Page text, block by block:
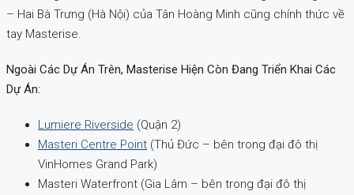
– Hai Bà Trưng (Hà Nội) của Tân Hoàng Minh cũng chính thức về
tay Masterise.
Ngoài Các Dự Án Trên, Masterise Hiện Còn Đang Triển Khai Các
Dự Án:
Lumiere Riverside (Quận 2)
Masteri Centre Point (Thủ Đức – bên trong đại đô thị
VinHomes Grand Park)
Masteri Waterfront (Gia Lâm – bên trong đại đô thị